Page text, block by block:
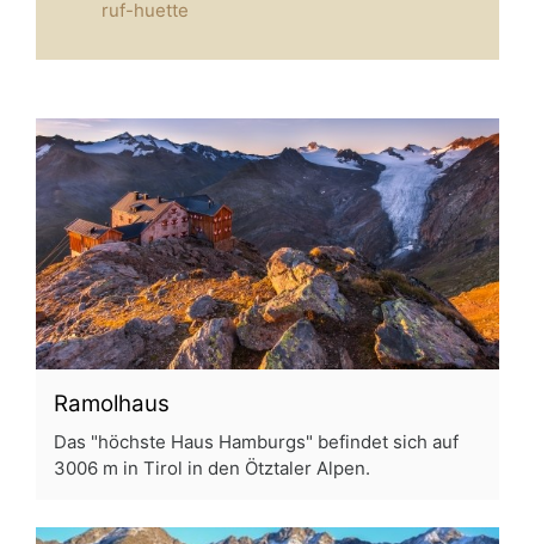
ruf-huette
Ramolhaus
Das "höchste Haus Hamburgs" befindet sich auf
3006 m in Tirol in den Ötztaler Alpen.